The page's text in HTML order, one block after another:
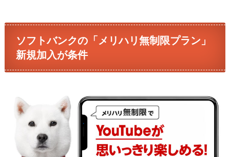
ソフトバンクの「メリハリ無制限プラン」
新規加入が条件